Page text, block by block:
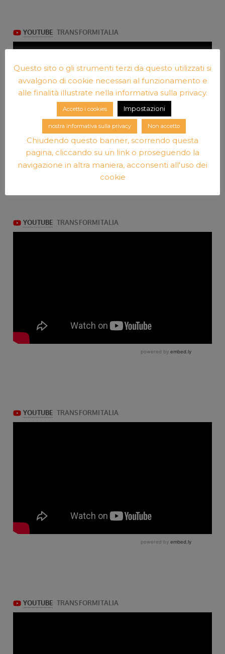
Questo sito o gli strumenti terzi da questo utilizzati si
avvalgono di cookie necessari al funzionamento e
alle finalità illustrate nella informativa sulla privacy.
Accetto i cookies Impostazioni
nostra informativa sulla privacy Non accetto
Chiudendo questo banner, scorrendo questa
pagina, cliccando su un link o proseguendo la
navigazione in altra maniera, acconsenti all'uso dei
cookie